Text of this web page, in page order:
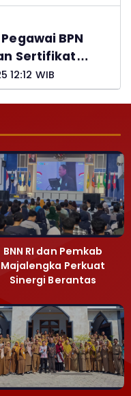
BPN
Sertifikat
12:12 WIB
BNN RI dan Pemkab
Majalengka Perkuat
Sinergi Berantas
Narkoba